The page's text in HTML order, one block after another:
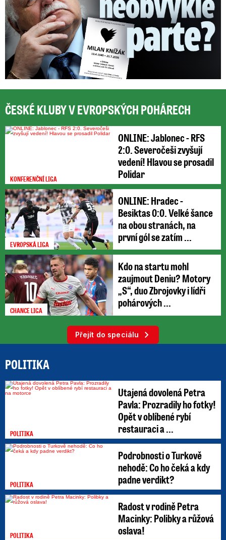
ČESKÉ KLUBY V EVROPSKÝCH POHÁRECH
KONFERENČNÍ LIGA
ONLINE: Jablonec - RFS
2:0. Severočeši zvyšují
vedení! Hlavou se prosadil
Polidar
EVROPSKÁ LIGA
ONLINE: Hradec -
Besiktas 0:0. Velké šance
na obou stranách, na
první gól se zatím ...
CHANCE LIGA
Kdo na startu mohl
zaujmout Deniu? Motory
„S“, duo Zbrojovky i lídři
pohárových ...
Přejít do speciálu
POLITIKA
POLITIKA
Utajená dovolená Petra
Pavla: Prozradily ho fotky!
Opět v oblíbené rybí
restauraci a ...
POLITIKA
Podrobnosti o Turkově
nehodě: Co ho čeká a kdy
padne verdikt?
POLITIKA
Radost v rodině Petra
Macinky: Polibky a růžová
oslava!